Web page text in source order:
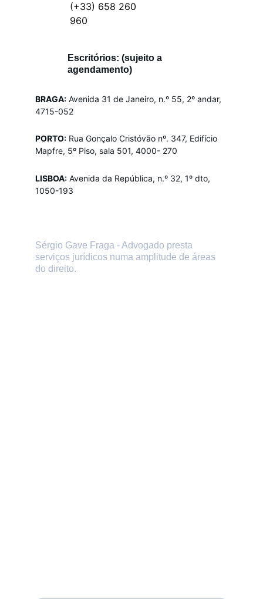
Escritórios: (sujeito a
agendamento)
PORTO: Rua Gonçalo Cristóvão nº. 347, Edifício
Mapfre, 5º Piso, sala 501, 4000- 270
(+33) 658 260
960
BRAGA: Avenida 31 de Janeiro, n.º 55, 2º andar,
4715-052
LISBOA: Avenida da República, n.º 32, 1º dto,
1050-193
Sérgio Gave Fraga - Advogado presta
serviços jurídicos numa amplitude de áreas
do direito.